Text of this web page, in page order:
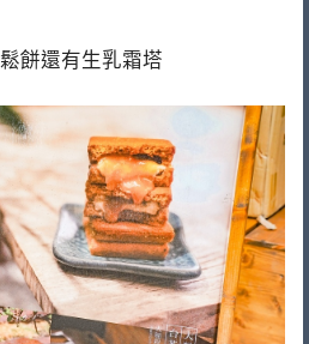
餅還有生乳霜塔